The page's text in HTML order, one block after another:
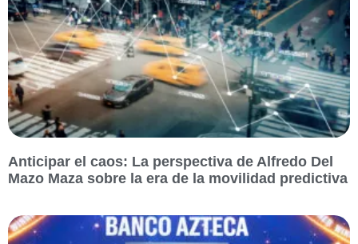
Anticipar el caos: La perspectiva de Alfredo Del
Mazo Maza sobre la era de la movilidad predictiva